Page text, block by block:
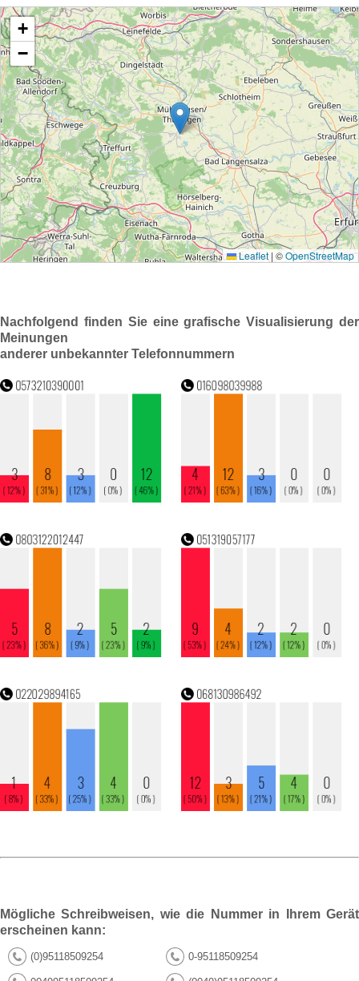
Nachfolgend finden Sie eine grafische Visualisierung der
Meinungen
anderer unbekannter Telefonnummern
Mögliche Schreibweisen, wie die Nummer in Ihrem Gerät
erscheinen kann:
(0)95118509254 0-95118509254